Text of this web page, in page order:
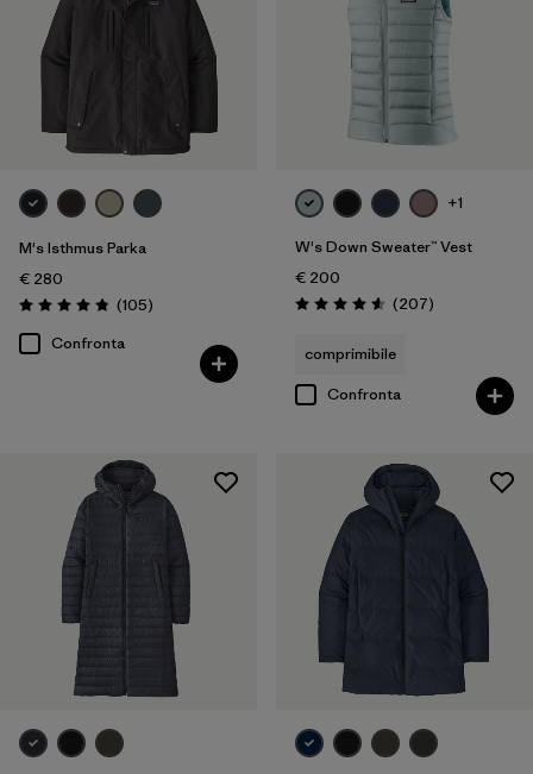
M's Isthmus Parka
€ 280
Valutazione: 4.8 / 5
(105Recensioni
)
Confronta
+1
W's Down Sweater™ Vest
€ 200
Valutazione: 4.6 / 5
(207Recensioni
)
comprimibile
Confronta